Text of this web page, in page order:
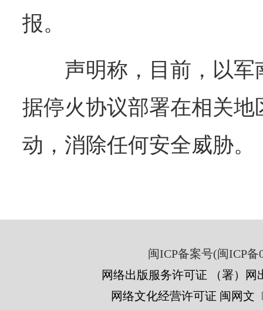
报。
声明称，目前，以
据停火协议部署在相关
动，消除任何安全威胁。
闽ICP备案号(闽ICP备
网络出版服务许可证 （署）网
网络文化经营许可证 闽网文